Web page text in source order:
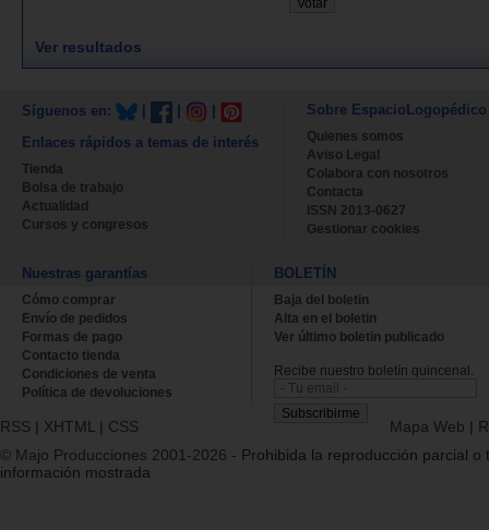
Ver resultados
Síguenos en:
Enlaces rápidos a temas de interés
Tienda
Bolsa de trabajo
Actualidad
Cursos y congresos
Sobre EspacioLogopédico
Quienes somos
Aviso Legal
Colabora con nosotros
Contacta
ISSN 2013-0627
Gestionar cookies
Nuestras garantías
Cómo comprar
Envío de pedidos
Formas de pago
Contacto tienda
Condiciones de venta
Política de devoluciones
BOLETÍN
Baja del boletin
Alta en el boletin
Ver último boletin publicado
Recibe nuestro boletín quincenal.
RSS | XHTML | CSS Mapa Web |
© Majo Producciones 2001-2026 - Prohibida la reproducción parcial o
información mostrada